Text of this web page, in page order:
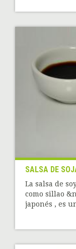
SALSA DE
La salsa de
como sillao
japonés , es